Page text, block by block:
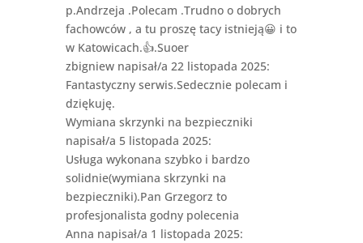
p.Andrzeja .Polecam .Trudno o dobrych
fachowców , a tu proszę tacy istnieją😀 i to
w Katowicach.👍.Suoer
zbigniew napisał/a 22 listopada 2025:
Fantastyczny serwis.Sedecznie polecam i
dziękuję.
Wymiana skrzynki na bezpieczniki
napisał/a 5 listopada 2025:
Usługa wykonana szybko i bardzo
solidnie(wymiana skrzynki na
bezpieczniki).Pan Grzegorz to
profesjonalista godny polecenia
Anna napisał/a 1 listopada 2025: